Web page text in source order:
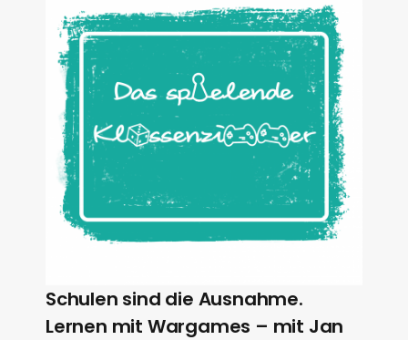
Schulen sind die Ausnahme.
Lernen mit Wargames – mit Jan